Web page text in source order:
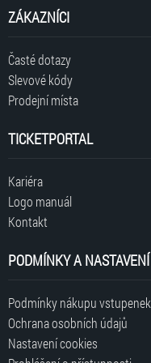
ZÁKAZNÍCI
Časté dotazy
Slevové kódy
Prodejní místa
TICKETPORTAL
Kariéra
Logo manuál
Kontakt
PODMÍNKY A NASTAVENÍ
Podmínky nákupu vstupenek
Ochrana osobních údajů
Nastavení cookies